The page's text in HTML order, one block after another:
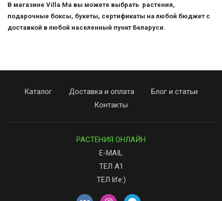
В магазине Villa Ma вы можете выбрать растения,
подарочные боксы, букеты, сертификаты на любой бюджет с
доставкой в любой населенный пункт Беларуси.
Каталог Доставка и оплата
Блог и статьи
Контакты
РАСТЕНИЯ ОНЛАЙН
E-MAIL
ТЕЛ А1
ТЕЛ life:)